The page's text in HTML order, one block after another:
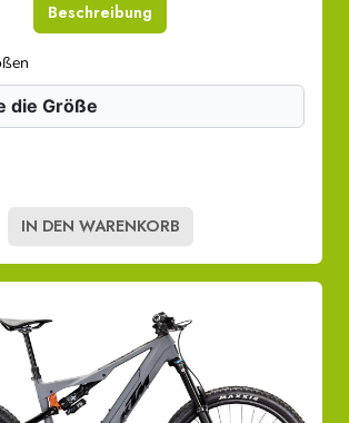
Beschreibung
IN DEN WARENKORB